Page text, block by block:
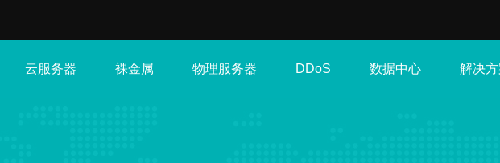
云服务器 裸金属 物理服务器 DDoS 数据中心 解决